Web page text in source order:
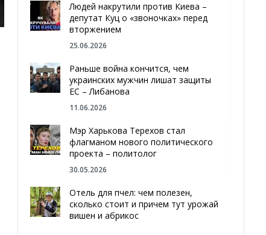
Людей накрутили против Киева –
депутат Куц о «звоночках» перед
вторжением
25.06.2026
Раньше война кончится, чем
украинских мужчин лишат защиты
ЕС – Либанова
11.06.2026
Мэр Харькова Терехов стал
флагманом нового политического
проекта – политолог
30.05.2026
Отель для пчел: чем полезен,
сколько стоит и причем тут урожай
вишен и абрикос